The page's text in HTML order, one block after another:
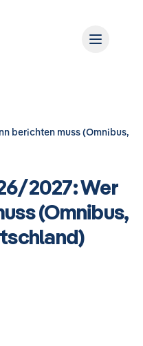
berichten muss (Omnibus,
2027: Wer
(Omnibus,